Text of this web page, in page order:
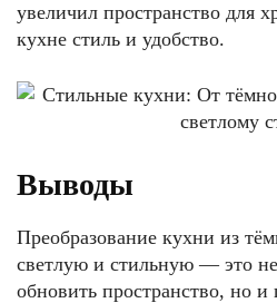
увеличил пространство для
кухне стиль и удобство.
Выводы
Преобразование кухни из
светлую и стильную — это
обновить пространство, но и